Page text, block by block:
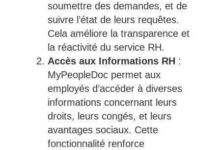
soumettre des demandes, et de
suivre l’état de leurs requêtes.
Cela améliore la transparence et
la réactivité du service RH.
Accès aux Informations RH :
MyPeopleDoc permet aux
employés d’accéder à diverses
informations concernant leurs
droits, leurs congés, et leurs
avantages sociaux. Cette
fonctionnalité renforce